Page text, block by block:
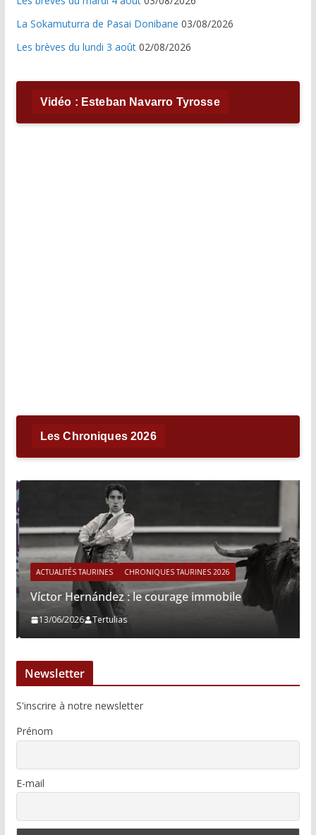
La Sokamuturra de Pasai Donibane 03/08/2026
Les brèves du lundi 3 août 02/08/2026
Vidéo : Esteban Navarro Tyrosse
Les Chroniques 2026
ACTUALITÉS TAURINES CHRONIQUES TAURINES 2026
Víctor Hernández : le courage immobile
13/06/2026 Tertulias
Newsletter
S'inscrire à notre newsletter
Prénom
E-mail